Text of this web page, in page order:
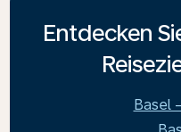
Entdecken
Basel